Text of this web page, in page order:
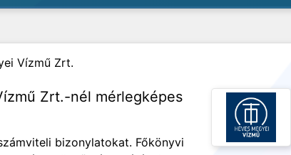
Vízmű Zrt.
Zrt.-nél mérlegképes
bizonylatokat. Főkönyvi